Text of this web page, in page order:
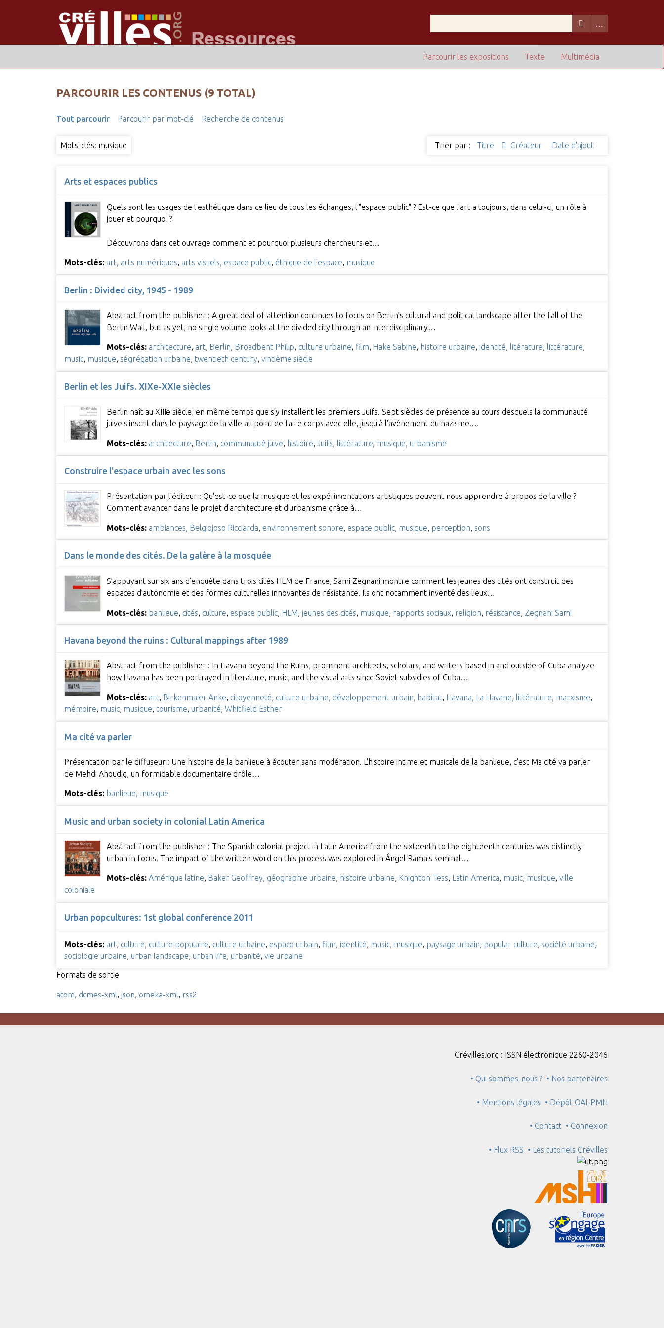
Multimédia
Texte
Parcourir les expositions
PARCOURIR LES CONTENUS (9 TOTAL)
Tout parcourir Parcourir par mot-clé Recherche de contenus
Mots-clés: musique Trier par : Titre Créateur Date d'ajout
Arts et espaces publics
Quels sont les usages de l'esthétique dans ce lieu de tous les échanges, l'"espace public" ? Est-ce que l'art a toujours, dans celui-ci, un rôle à
jouer et pourquoi ?
Découvrons dans cet ouvrage comment et pourquoi plusieurs chercheurs et…
Mots-clés: art, arts numériques arts visuels espace public, éthique de l'espace musique
Berlin : Divided city, 1945 - 1989
Abstract from the publisher : A great deal of attention continues to focus on Berlin’s cultural and political landscape after the fall of the
Berlin Wall, but as yet, no single volume looks at the divided city through an interdisciplinary…
Mots-clés: architecture, art, Berlin, Broadbent Philip, culture urbaine, film, Hake Sabine, histoire urbaine, identité, litérature, littérature,
music, musique, ségrégation urbaine, twentieth century, vintième siècle
Berlin et les Juifs. XIXe-XXIe siècles
Berlin naît au XIIIe siècle, en même temps que s'y installent les premiers Juifs. Sept siècles de présence au cours desquels la communauté
juive s'inscrit dans le paysage de la ville au point de faire corps avec elle, jusqu'à l'avènement du nazisme.…
Mots-clés: architecture, Berlin, communauté juive, histoire, Juifs, littérature, musique, urbanisme
Construire l'espace urbain avec les sons
Présentation par l'éditeur : Qu'est-ce que la musique et les expérimentations artistiques peuvent nous apprendre à propos de la ville ?
Comment avancer dans le projet d'architecture et d'urbanisme grâce à…
Mots-clés: ambiances, Belgiojoso Ricciarda, environnement sonore, espace public, musique, perception, sons
Dans le monde des cités. De la galère à la mosquée
S’appuyant sur six ans d’enquête dans trois cités HLM de France, Sami Zegnani montre comment les jeunes des cités ont construit des
espaces d’autonomie et des formes culturelles innovantes de résistance. Ils ont notamment inventé des lieux…
Mots-clés: banlieue cités culture espace public, HLM jeunes des cités musique rapports sociaux religion résistance Zegnani Sami
Havana beyond the ruins : Cultural mappings after 1989
Abstract from the publisher : In Havana beyond the Ruins, prominent architects, scholars, and writers based in and outside of Cuba analyze
how Havana has been portrayed in literature, music, and the visual arts since Soviet subsidies of Cuba…
Mots-clés: art, Birkenmaier Anke, citoyenneté, culture urbaine, développement urbain, habitat, Havana, La Havane, littérature, marxisme,
mémoire, music, musique, tourisme, urbanité, Whitfield Esther
Ma cité va parler
Présentation par le diffuseur : Une histoire de la banlieue à écouter sans modération. L'histoire intime et musicale de la banlieue, c'est Ma cité va parler
de Mehdi Ahoudig, un formidable documentaire drôle…
Mots-clés: banlieue, musique
Music and urban society in colonial Latin America
Abstract from the publisher : The Spanish colonial project in Latin America from the sixteenth to the eighteenth centuries was distinctly
urban in focus. The impact of the written word on this process was explored in Ángel Rama's seminal…
Mots-clés: Amérique latine, Baker Geoffrey, géographie urbaine, histoire urbaine, Knighton Tess, Latin America, music, musique, ville
coloniale
Urban popcultures: 1st global conference 2011
Mots-clés: art, culture, culture populaire, culture urbaine, espace urbain, film, identité, music, musique, paysage urbain, popular culture, société urbaine,
sociologie urbaine, urban landscape, urban life, urbanité, vie urbaine
Formats de sortie
atom, dcmes-xml, json, omeka-xml, rss2
Crévilles.org : ISSN électronique 2260-2046
• Qui sommes-nous ? • Nos partenaires
• Mentions légales • Dépôt OAI-PMH
• Contact • Connexion
• Flux RSS • Les tutoriels Crévilles